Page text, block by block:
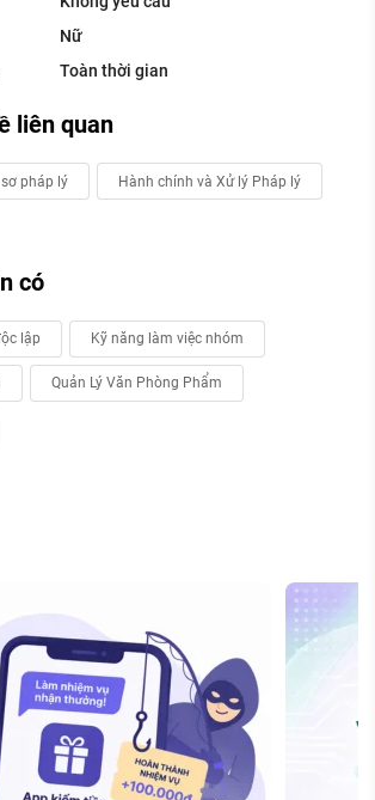
Nữ
Toàn thời gian
liên quan
pháp lý Hành chính và Xử lý Pháp lý
có
lập Kỹ năng làm việc nhóm
Quản Lý Văn Phòng Phẩm